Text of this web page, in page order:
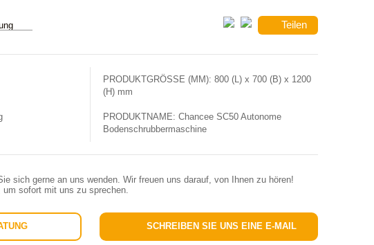
Teilen
PRODUKTGRÖSSE (MM): 800 (L) x 700 (B) x 1200
(H) mm
PRODUKTNAME:Chancee SC50 Autonome
Bodenschrubbermaschine
sich gerne an uns wenden. Wir freuen uns darauf, von Ihnen zu hören!
sofort mit uns zu sprechen.
SCHREIBEN SIE UNS EINE E-MAIL